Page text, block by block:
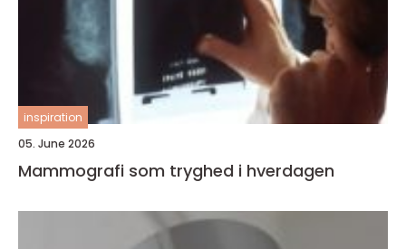
inspiration
05. June 2026
Mammografi som tryghed i hverdagen